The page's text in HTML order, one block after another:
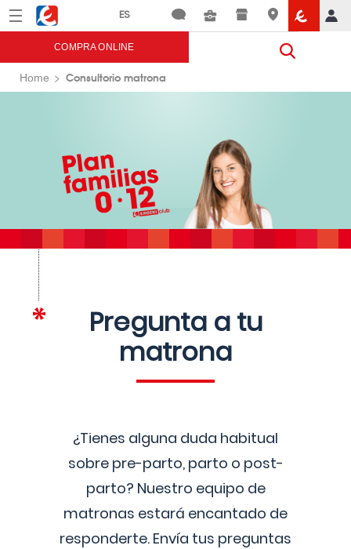
Menú Eroski
COMPRA ONLINE
Home Consultorio matrona
Pregunta a tu
matrona
¿Tienes alguna duda habitual
sobre pre-parto, parto o post-
parto? Nuestro equipo de
matronas estará encantado de
responderte. Envía tus preguntas